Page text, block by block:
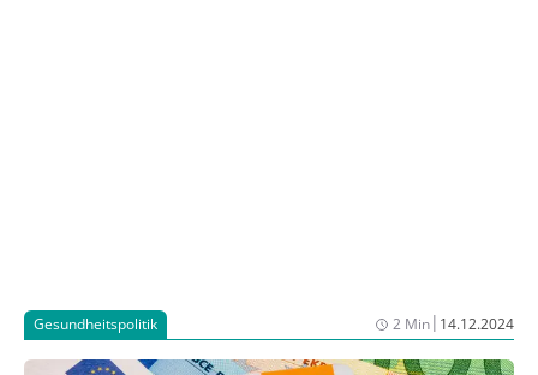
Gesundheitspolitik 2 Min| 14.12.2024